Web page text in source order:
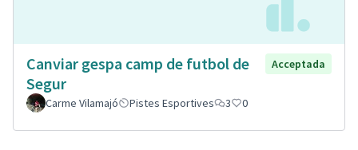
Canviar gespa camp de futbol de
Segur
Acceptada
Carme Vilamajó Pistes Esportives 3 0